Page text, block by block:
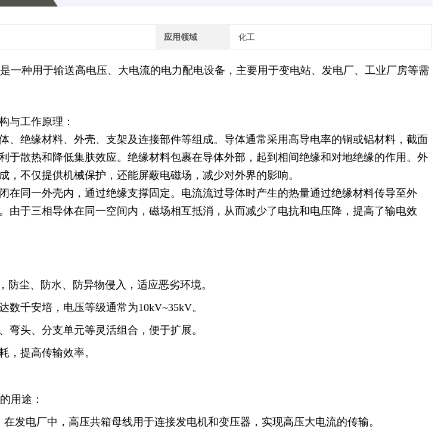
应用领域 化工
是一种用于输送高电压、大电流的电力配电设备，主要用于变电站、发电厂、工业厂房等需
与工作原理：
、绝缘材料、外壳、支架及连接部件等组成。导体通常采用高导电率的铜或铝材料，截面
于散热和降低集肤效应。绝缘材料包裹在导体外部，起到相间绝缘和对地绝缘的作用。外
，不仅提供机械保护，还能屏蔽电磁场，减少对外界的影响。
在同一外壳内，通过绝缘支撑固定。电流流过导体时产生的热量通过绝缘材料传导至外
由于三相导体在同一空间内，磁场相互抵消，从而减少了电抗和电压降，提高了输电效
防尘、防水、防异物侵入，适应恶劣环境。
数千安培，电压等级通常为10kV~35kV。
弯头、分支单元等灵活组合，便于扩展。
，提高传输效率。
的用途：
发电厂中，高压共箱母线用于连接发电机和变压器，实现高压大电流的传输。